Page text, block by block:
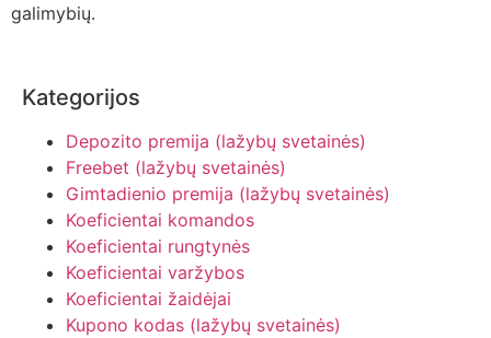
galimybių.
Kategorijos
Depozito premija (lažybų svetainės)
Freebet (lažybų svetainės)
Gimtadienio premija (lažybų svetainės)
Koeficientai komandos
Koeficientai rungtynės
Koeficientai varžybos
Koeficientai žaidėjai
Kupono kodas (lažybų svetainės)